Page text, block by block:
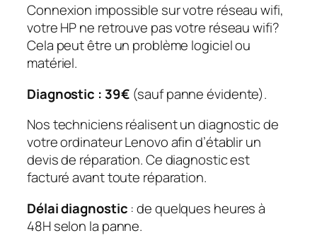
Connexion impossible sur votre réseau wifi,
votre HP ne retrouve pas votre réseau wifi?
Cela peut être un problème logiciel ou
matériel.
Diagnostic : 39€ (sauf panne évidente).
Nos techniciens réalisent un diagnostic de
votre ordinateur Lenovo afin d’établir un
devis de réparation. Ce diagnostic est
facturé avant toute réparation.
Délai diagnostic : de quelques heures à
48H selon la panne.